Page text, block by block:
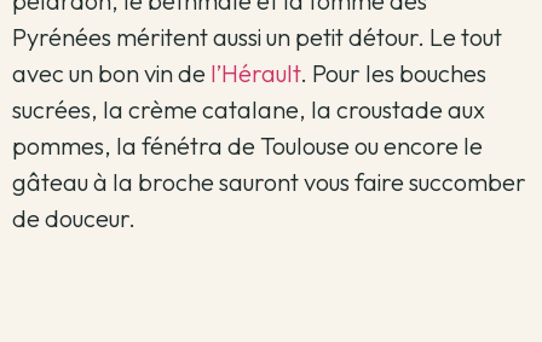
Pyrénées méritent aussi un petit détour. Le tout
avec un bon vin de l’Hérault. Pour les bouches
sucrées, la crème catalane, la croustade aux
pommes, la fénétra de Toulouse ou encore le
gâteau à la broche sauront vous faire succomber
de douceur.